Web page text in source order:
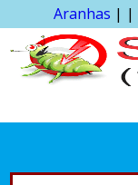
Aranhas | |